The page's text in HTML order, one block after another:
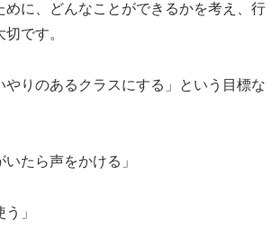
めに、どんなことができるかを考え、行
です。
やりのあるクラスにする」という目標な
いたら声をかける」
」